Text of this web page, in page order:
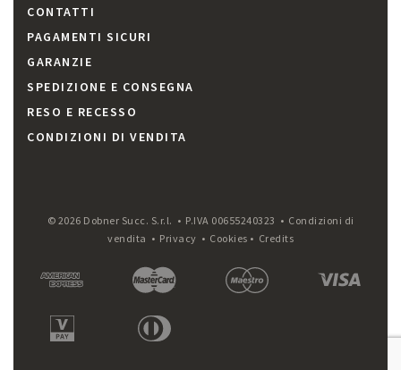
CONTATTI
PAGAMENTI SICURI
GARANZIE
SPEDIZIONE E CONSEGNA
RESO E RECESSO
CONDIZIONI DI VENDITA
© 2026 Dobner Succ. S.r.l. • P.IVA 00655240323 • Condizioni di
vendita • Privacy • Cookies • Credits